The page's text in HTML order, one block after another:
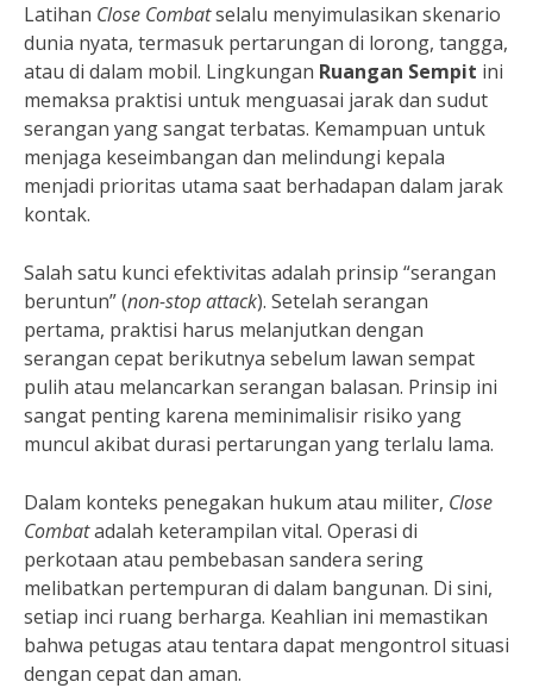
Latihan Close Combatselalu menyimulasikan skenario
dunia nyata, termasuk pertarungan di lorong, tangga,
atau di dalam mobil. Lingkungan Ruangan Sempit ini
memaksa praktisi untuk menguasai jarak dan sudut
serangan yang sangat terbatas. Kemampuan untuk
menjaga keseimbangan dan melindungi kepala
menjadi prioritas utama saat berhadapan dalam jarak
kontak.
Salah satu kunci efektivitas adalah prinsip “serangan
beruntun” (non-stop attack). Setelah serangan
pertama, praktisi harus melanjutkan dengan
serangan cepat berikutnya sebelum lawan sempat
pulih atau melancarkan serangan balasan. Prinsip ini
sangat penting karena meminimalisir risiko yang
muncul akibat durasi pertarungan yang terlalu lama.
Dalam konteks penegakan hukum atau militer, Close
Combatadalah keterampilan vital. Operasi di
perkotaan atau pembebasan sandera sering
melibatkan pertempuran di dalam bangunan. Di sini,
setiap inci ruang berharga. Keahlian ini memastikan
bahwa petugas atau tentara dapat mengontrol situasi
dengan cepat dan aman.